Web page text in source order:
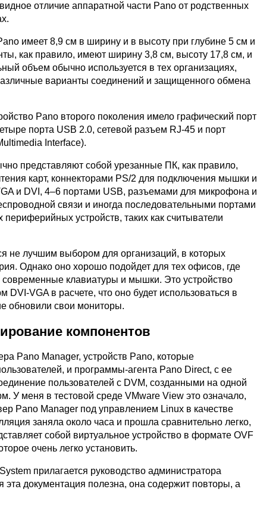
отличие аппаратной части Pano от родственных
имеет 8,9 см в ширину и в высоту при глубине 5 см и
как правило, имеют ширину 3,8 см, высоту 17,8 см, и
объем обычно используется в тех организациях,
варианты соединений и защищенного обмена
Pano второго поколения имело графический порт
порта USB 2.0, сетевой разъем RJ-45 и порт
Interface).
представляют собой урезанные ПК, как правило,
карт, коннекторами PS/2 для подключения мышки и
и DVI, 4–6 портами USB, разъемами для микрофона и
связи и иногда последовательными портами
устройств, таких как считыватели
не лучшим выбором для организаций, в которых
Однако оно хорошо подойдет для тех офисов, где
клавиатуры и мышки. Это устройство
DVI-VGA в расчете, что оно будет использоваться в
обновили свои мониторы.
компонентов
Pano Manager, устройств Pano, которые
и программы-агента Pano Direct, с ее
пользователей с DVM, созданными на одной
У меня в тестовой среде VMware View это означало,
Pano Manager под управлением Linux в качестве
заняла около часа и прошла сравнительно легко,
собой виртуальное устройство в формате OVF
очень легко установить.
прилагается руководство администратора
документация полезна, она содержит повторы, а